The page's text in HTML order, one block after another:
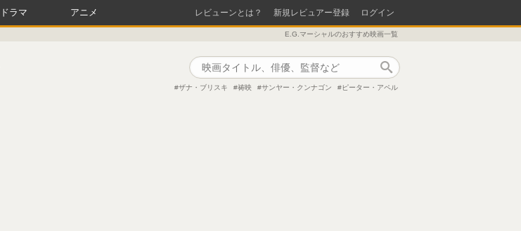
ドラマ アニメ レビューンとは？ 新規レビュアー登録 ログイン
E.G.マーシャルのおすすめ映画一覧
ザナ・ブリスキ 祷映 サンヤー・クンナゴン ピーター・アペル